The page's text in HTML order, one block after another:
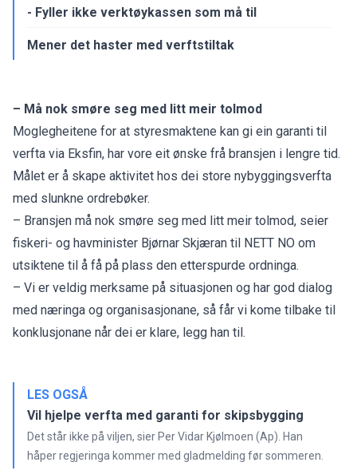
- Fyller ikke verktøykassen som må til
Mener det haster med verftstiltak
– Må nok smøre seg med litt meir tolmod
Moglegheitene for at styresmaktene kan gi ein garanti til
verfta via Eksfin, har vore eit ønske frå bransjen i lengre tid.
Målet er å skape aktivitet hos dei store nybyggingsverfta
med slunkne ordrebøker.
– Bransjen må nok smøre seg med litt meir tolmod, seier
fiskeri- og havminister Bjørnar Skjæran til NETT NO om
utsiktene til å få på plass den etterspurde ordninga.
– Vi er veldig merksame på situasjonen og har god dialog
med næringa og organisasjonane, så får vi kome tilbake til
konklusjonane når dei er klare, legg han til.
LES OGSÅ
Vil hjelpe verfta med garanti for skipsbygging
Det står ikke på viljen, sier Per Vidar Kjølmoen (Ap). Han
håper regjeringa kommer med gladmelding før sommeren.